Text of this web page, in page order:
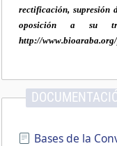
rectificación, supresión
oposición a su
http://
Bases de la